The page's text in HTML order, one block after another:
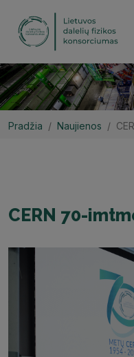
Pradžia Naujienos
CERN 70-